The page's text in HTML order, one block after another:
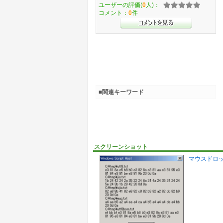
スクリーンショット
マウスドロ
ユーザーの評価(0 人)：
コメント： 0件
■関連キーワード